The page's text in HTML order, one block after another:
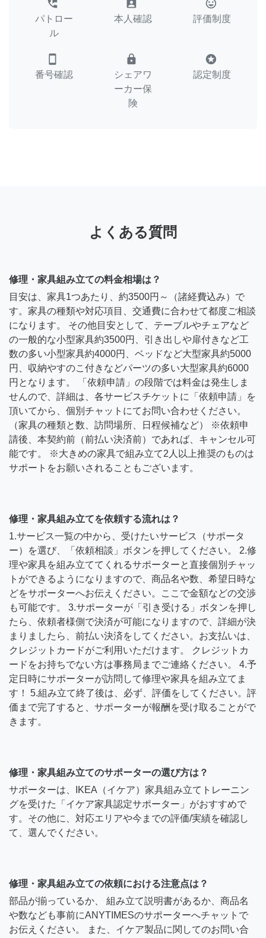
perm_phone_msg
パトロー
ル
assignment_ind
本人確認
tag_faces
評価制度
smartphone
番号確認
lock
シェアワ
ーカー保
険
stars
認定制度
よくある質問
修理・家具組み立ての料金相場は？
目安は、家具1つあたり、約3500円～（諸経費込み）で
す。家具の種類や対応項目、交通費に合わせて都度ご相談
になります。 その他目安として、テーブルやチェアなど
の一般的な小型家具約3500円、引き出しや扉付きなど工
数の多い小型家具約4000円、ベッドなど大型家具約5000
円、収納やすのこ付きなどパーツの多い大型家具約6000
円となります。 「依頼申請」の段階では料金は発生しま
せんので、詳細は、各サービスチケットに「依頼申請」を
頂いてから、個別チャットにてお問い合わせください。
（家具の種類と数、訪問場所、日程候補など） ※依頼申
請後、本契約前（前払い決済前）であれば、キャンセル可
能です。 ※大きめの家具で組み立て2人以上推奨のものは
サポートをお願いされることもございます。
修理・家具組み立てを依頼する流れは？
1.サービス一覧の中から、受けたいサービス（サポータ
ー）を選び、「依頼相談」ボタンを押してください。 2.修
理や家具を組み立ててくれるサポーターと直接個別チャッ
トができるようになりますので、商品名や数、希望日時な
どをサポーターへお伝えください。ここで金額などの交渉
も可能です。 3.サポーターが「引き受ける」ボタンを押し
たら、依頼者様側で決済が可能になりますので、詳細が決
まりましたら、前払い決済をしてください。お支払いは、
クレジットカードがご利用いただけます。 クレジットカ
ードをお持ちでない方は事務局までご連絡ください。 4.予
定日時にサポーターが訪問して修理や家具を組み立てま
す！ 5.組み立て終了後は、必ず、評価をしてください。評
価まで完了すると、サポーターが報酬を受け取ることがで
きます。
修理・家具組み立てのサポーターの選び方は？
サポーターは、IKEA（イケア）家具組み立てトレーニン
グを受けた「イケア家具認定サポーター」がおすすめで
す。その他に、対応エリアや今までの評価/実績を確認し
て、選んでください。
修理・家具組み立ての依頼における注意点は？
部品が揃っているか、 組み立て説明書があるか、商品名
や数なども事前にANYTIMESのサポーターへチャットで
お伝えください。 また、イケア製品に関してのお問い合